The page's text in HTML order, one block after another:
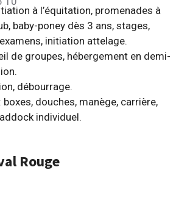
à l’équitation, promenades à
baby-poney dès 3 ans, stages,
initiation attelage.
de groupes, hébergement en demi-
débourrage.
: boxes, douches, manège, carrière,
individuel.
Rouge